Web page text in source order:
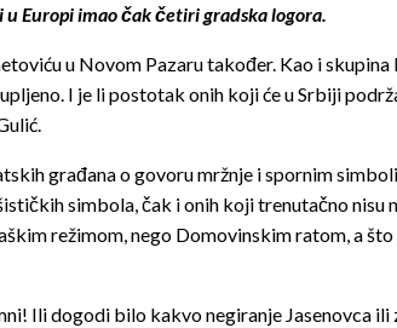
u Europi imao čak četiri gradska logora.
u Novom Pazaru također. Kao i
I je li postotak onih koji će u Srbiji
građana o govoru mržnje i spornim
simbola, čak i onih koji trenutačno nisu
režimom, nego Domovinskim ratom, a što
Ili dogodi bilo kakvo negiranje Jasenovca